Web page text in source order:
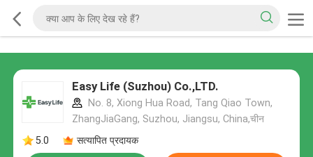
Easy Life (Suzhou) Co.,LTD.
No. 8, Xiong Hua Road, Tang Qiao Town,
ZhangJiaGang, Suzhou, Jiangsu, China,चीन
5.0
सत्यापित प्रदायक